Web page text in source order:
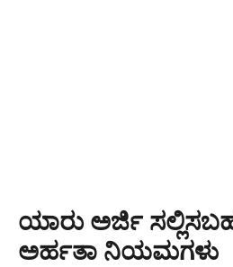
ಯಾರು ಅರ್ಜಿ
ಅರ್ಹತಾ ನಿಯಮಗಳು